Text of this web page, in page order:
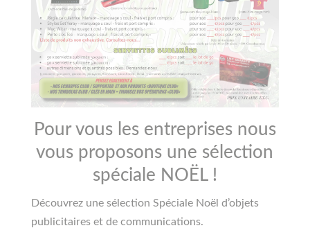
Pour vous les entreprises nous
vous proposons une sélection
spéciale NOËL !
Découvrez une sélection Spéciale Noël d’objets
publicitaires et de communications.